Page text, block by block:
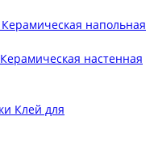
Керамическая напольная
Керамическая настенная
Клей для